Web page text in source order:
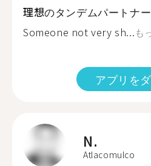
理想のタンデムパートナ
Someone not very sh...も
アプリを
N.
Atlacomulco